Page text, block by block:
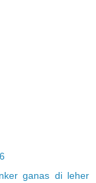
ganas di leher